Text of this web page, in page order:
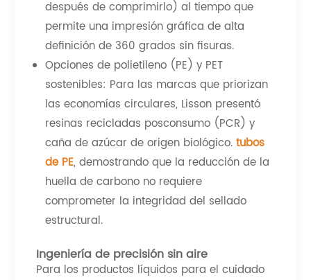
después de comprimirlo) al tiempo que
permite una impresión gráfica de alta
definición de 360 ​​grados sin fisuras.
Opciones de polietileno (PE) y PET
sostenibles: Para las marcas que priorizan
las economías circulares, Lisson presentó
resinas recicladas posconsumo (PCR) y
caña de azúcar de origen biológico.tubos
de PE, demostrando que la reducción de la
huella de carbono no requiere
comprometer la integridad del sellado
estructural.
Ingeniería de precisión sin aire
Para los productos líquidos para el cuidado